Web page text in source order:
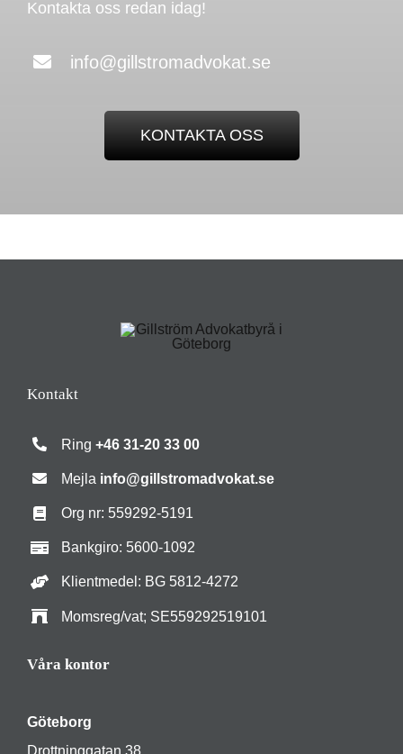
Kontakta oss redan idag!
info@gillstromadvokat.se
KONTAKTA OSS
Kontakt
Ring+46 31-20 33 00
Mejla info@gillstromadvokat.se
Org nr: 559292-5191
Bankgiro: 5600-1092
Klientmedel: BG 5812-4272
Momsreg/vat; SE559292519101
Våra kontor
Göteborg